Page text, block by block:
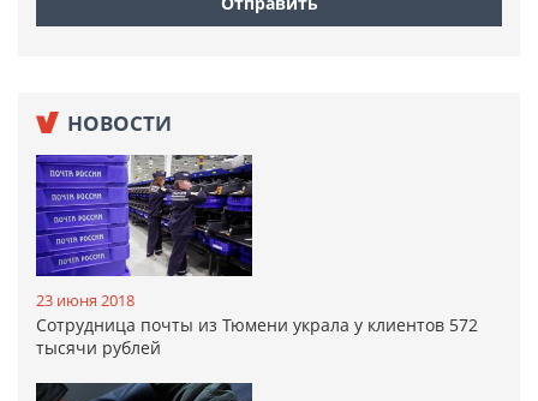
НОВОСТИ
23 июня 2018
Сотрудница почты из Тюмени украла у клиентов 572
тысячи рублей